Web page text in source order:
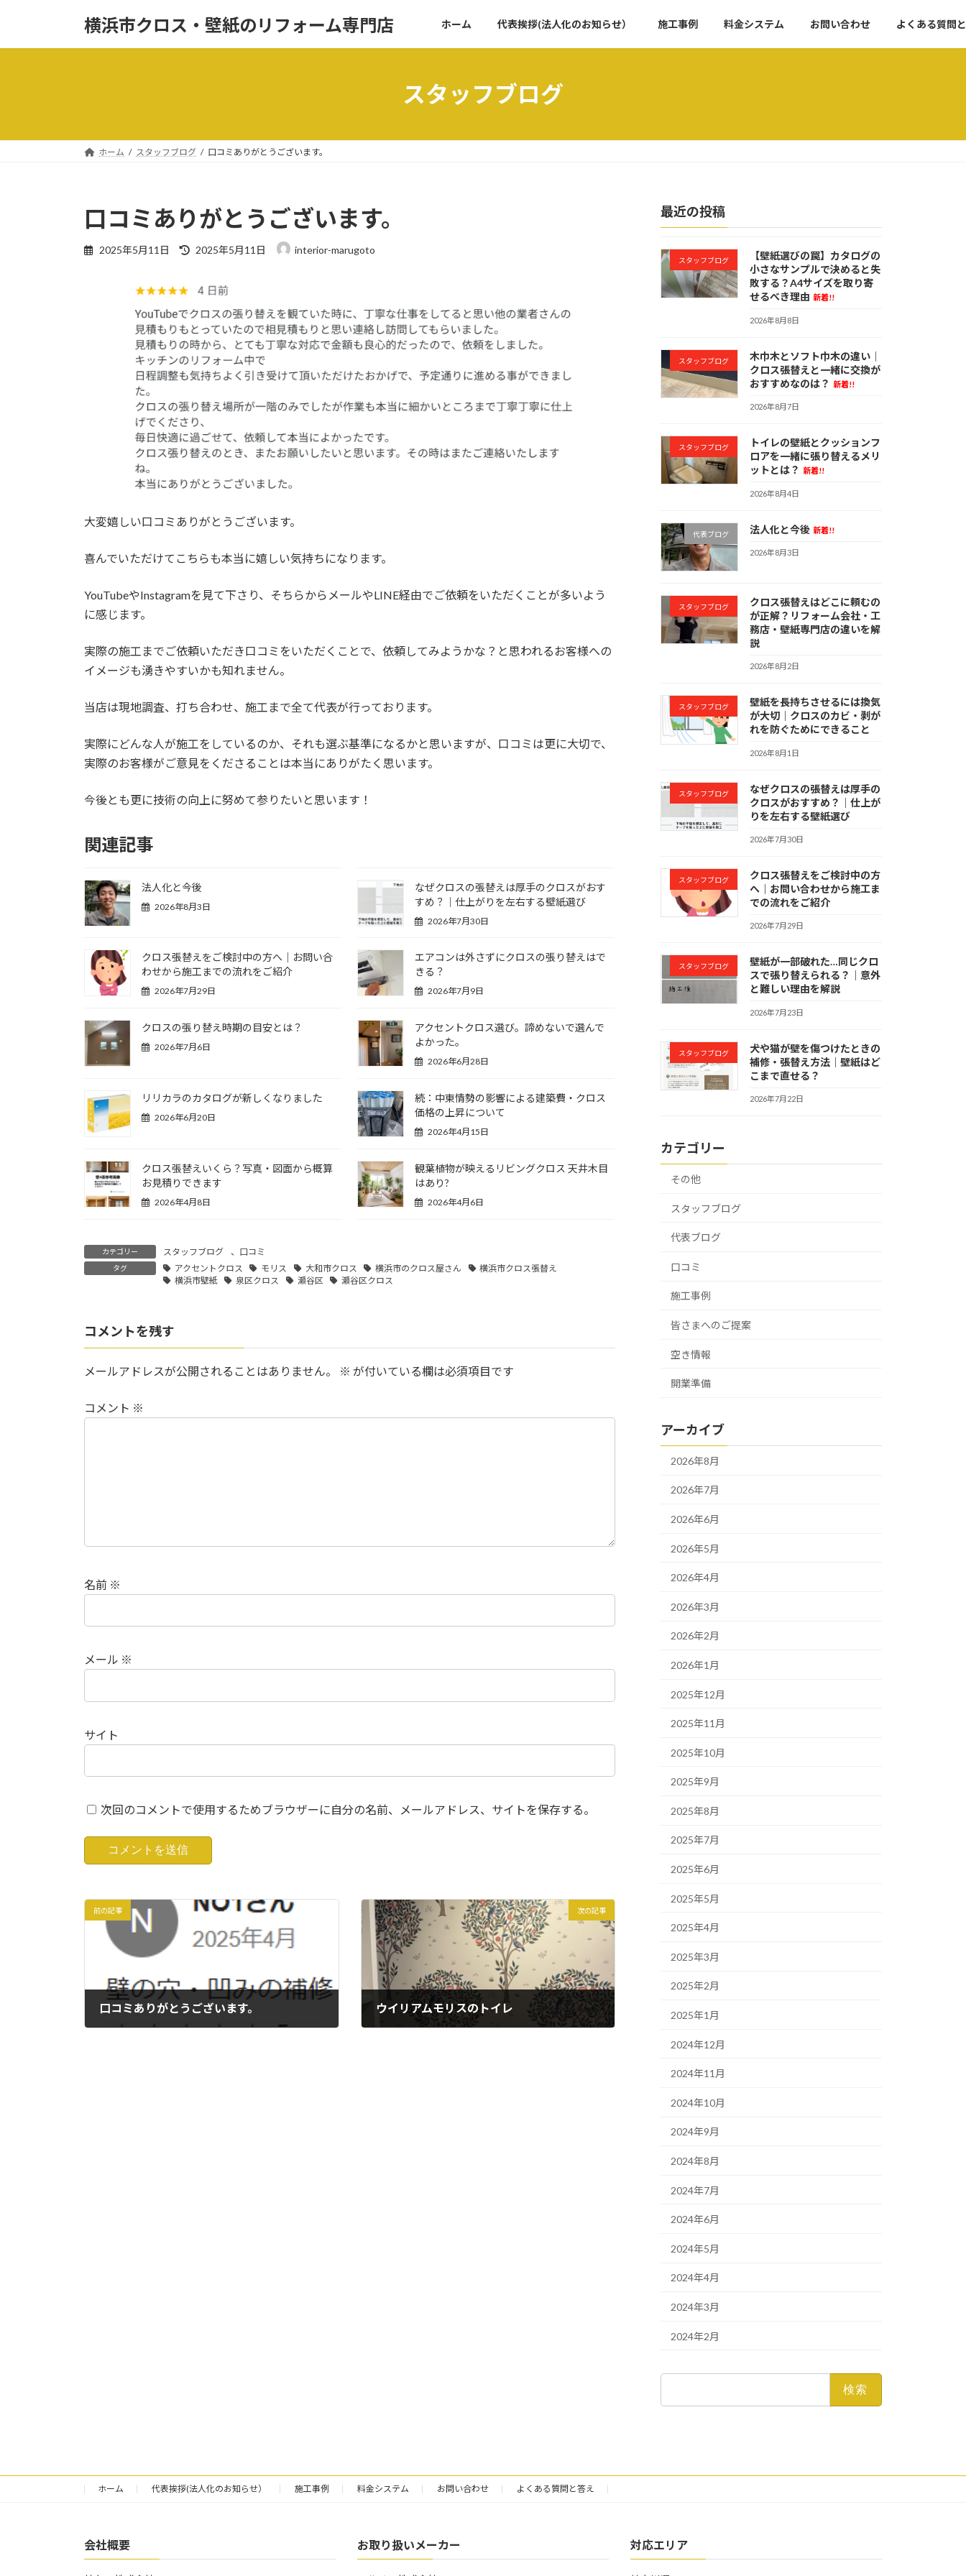
横浜市クロス・壁紙のリフォーム専門店 ホーム 代表挨拶(法人化のお知らせ） 施工事例 料金システム お問い合わせ よくある質問
スタッフブログ
ホーム スタッフブログ 口コミありがとうございます。
口コミありがとうございます。
2025年5月11日
最
新
時
:
2025年5月11日 interior-marugoto
大変嬉しい口コミありがとうございます。
喜んでいただけてこちらも本当に嬉しい気持ちになります。
YouTubeやInstagramを見て下さり、そちらからメールやLINE経由でご依頼をいただくことが多いよう
に感じます。
実際の施工までご依頼いただき口コミをいただくことで、依頼してみようかな？と思われるお客様への
イメージも湧きやすいかも知れません。
当店は現地調査、打ち合わせ、施工まで全て代表が行っております。
実際にどんな人が施工をしているのか、それも選ぶ基準になるかと思いますが、口コミは更に大切で、
実際のお客様がご意見をくださることは本当にありがたく思います。
今後とも更に技術の向上に努めて参りたいと思います！
関連記事
法人化と今後
2026年8月3日
なぜクロスの張替えは厚手のクロスがおす
すめ？｜仕上がりを左右する壁紙選び
2026年7月30日
クロス張替えをご検討中の方へ｜お問い合
わせから施工までの流れをご紹介
2026年7月29日
エアコンは外さずにクロスの張り替えはで
きる？
2026年7月9日
クロスの張り替え時期の目安とは？
2026年7月6日
アクセントクロス選び。諦めないで選んで
よかった。
2026年6月28日
リリカラのカタログが新しくなりました
2026年6月20日
続：中東情勢の影響による建築費・クロス
価格の上昇について
2026年4月15日
クロス張替えいくら？写真・図面から概算
お見積りできます
2026年4月8日
観葉植物が映えるリビングクロス 天井木目
はあり?
2026年4月6日
カテゴリー スタッフブログ 、 口コミ
タグ アクセントクロス モリス 大和市クロス 横浜市のクロス屋さん
横浜市クロス張替え
横浜市壁紙
泉区クロス 瀬谷区 瀬谷区クロス
コメントを残す
メールアドレスが公開されることはありません。 ※ が付いている欄は必須項目です
コメント ※
名前 ※
メール ※
サイト
次回のコメントで使用するためブラウザーに自分の名前、メールアドレス、サイトを保存する。
前の記事
口コミありがとうございます。
次の記事
ウイリアムモリスのトイレ
最近の投稿
スタッフブログ
【壁紙選びの罠】カタログの
小さなサンプルで決めると失
敗する？A4サイズを取り寄
せるべき理由 新着!!
2026年8月8日
スタッフブログ
木巾木とソフト巾木の違い｜
クロス張替えと一緒に交換が
おすすめなのは？ 新着!!
2026年8月7日
スタッフブログ
トイレの壁紙とクッションフ
ロアを一緒に張り替えるメリ
ットとは？ 新着!!
2026年8月4日
代表ブログ 法人化と今後 新着!!
2026年8月3日
スタッフブログ
クロス張替えはどこに頼むの
が正解？リフォーム会社・工
務店・壁紙専門店の違いを解
説
2026年8月2日
スタッフブログ
壁紙を長持ちさせるには換気
が大切｜クロスのカビ・剥が
れを防ぐためにできること
2026年8月1日
スタッフブログ
なぜクロスの張替えは厚手の
クロスがおすすめ？｜仕上が
りを左右する壁紙選び
2026年7月30日
スタッフブログ
クロス張替えをご検討中の方
へ｜お問い合わせから施工ま
での流れをご紹介
2026年7月29日
スタッフブログ
壁紙が一部破れた…同じクロ
スで張り替えられる？｜意外
と難しい理由を解説
2026年7月23日
スタッフブログ
犬や猫が壁を傷つけたときの
補修・張替え方法｜壁紙はど
こまで直せる？
2026年7月22日
カテゴリー
その他
スタッフブログ
代表ブログ
口コミ
施工事例
皆さまへのご提案
空き情報
開業準備
アーカイブ
2026年8月
2026年7月
2026年6月
2026年5月
2026年4月
2026年3月
2026年2月
2026年1月
2025年12月
2025年11月
2025年10月
2025年9月
2025年8月
2025年7月
2025年6月
2025年5月
2025年4月
2025年3月
2025年2月
2025年1月
2024年12月
2024年11月
2024年10月
2024年9月
2024年8月
2024年7月
2024年6月
2024年5月
2024年4月
2024年3月
2024年2月
ホーム 代表挨拶(法人化のお知らせ） 施工事例 料金システム お問い合わせ よくある質問と答え
会社概要 お取り扱いメーカー 対応エリア